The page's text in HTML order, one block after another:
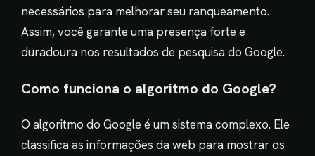
necessários para melhorar seu ranqueamento.
Assim, você garante uma presença forte e
duradoura nos resultados de pesquisa do Google.
Como funciona o algoritmo do Google?
O algoritmo do Google é um sistema complexo. Ele
classifica as informações da web para mostrar os